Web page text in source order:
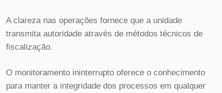
A clareza nas operações fornece que a unidade
transmita autoridade através de métodos técnicos de
fiscalização.
O monitoramento ininterrupto oferece o conhecimento
para manter a integridade dos processos em qualquer